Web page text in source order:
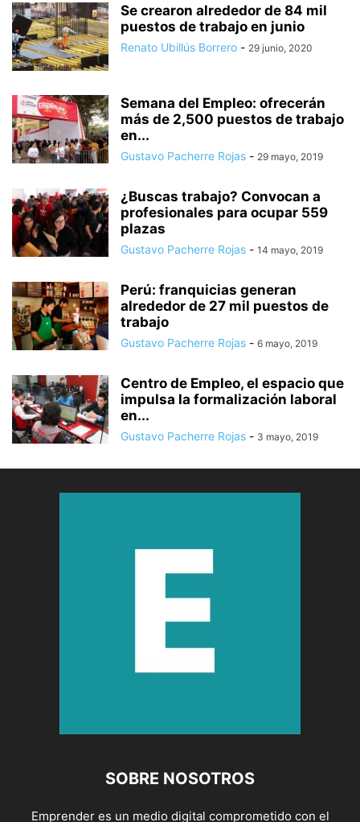
Se crearon alrededor de 84 mil
puestos de trabajo en junio
Renato Ubillús Borrero - 29 junio, 2020
Semana del Empleo: ofrecerán
más de 2,500 puestos de trabajo
en...
Gustavo Pacherre Rojas - 29 mayo, 2019
¿Buscas trabajo? Convocan a
profesionales para ocupar 559
plazas
Gustavo Pacherre Rojas - 14 mayo, 2019
Perú: franquicias generan
alrededor de 27 mil puestos de
trabajo
Gustavo Pacherre Rojas - 6 mayo, 2019
Centro de Empleo, el espacio que
impulsa la formalización laboral
en...
Gustavo Pacherre Rojas - 3 mayo, 2019
SOBRE NOSOTROS
Emprender es un medio digital comprometido con el